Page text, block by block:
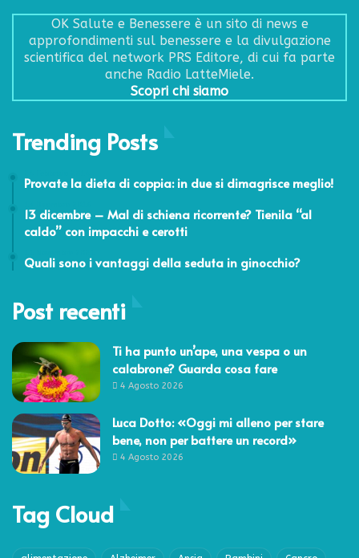
OK Salute e Benessere è un sito di news e
approfondimenti sul benessere e la divulgazione
scientifica del network PRS Editore, di cui fa parte
anche Radio LatteMiele.
Scopri chi siamo
Trending Posts
Provate la dieta di coppia: in due si dimagrisce meglio!
13 dicembre – Mal di schiena ricorrente? Tienila “al
caldo” con impacchi e cerotti
Quali sono i vantaggi della seduta in ginocchio?
Post recenti
Ti ha punto un’ape, una vespa o un
calabrone? Guarda cosa fare
4 Agosto 2026
Luca Dotto: «Oggi mi alleno per stare
bene, non per battere un record»
4 Agosto 2026
Tag Cloud